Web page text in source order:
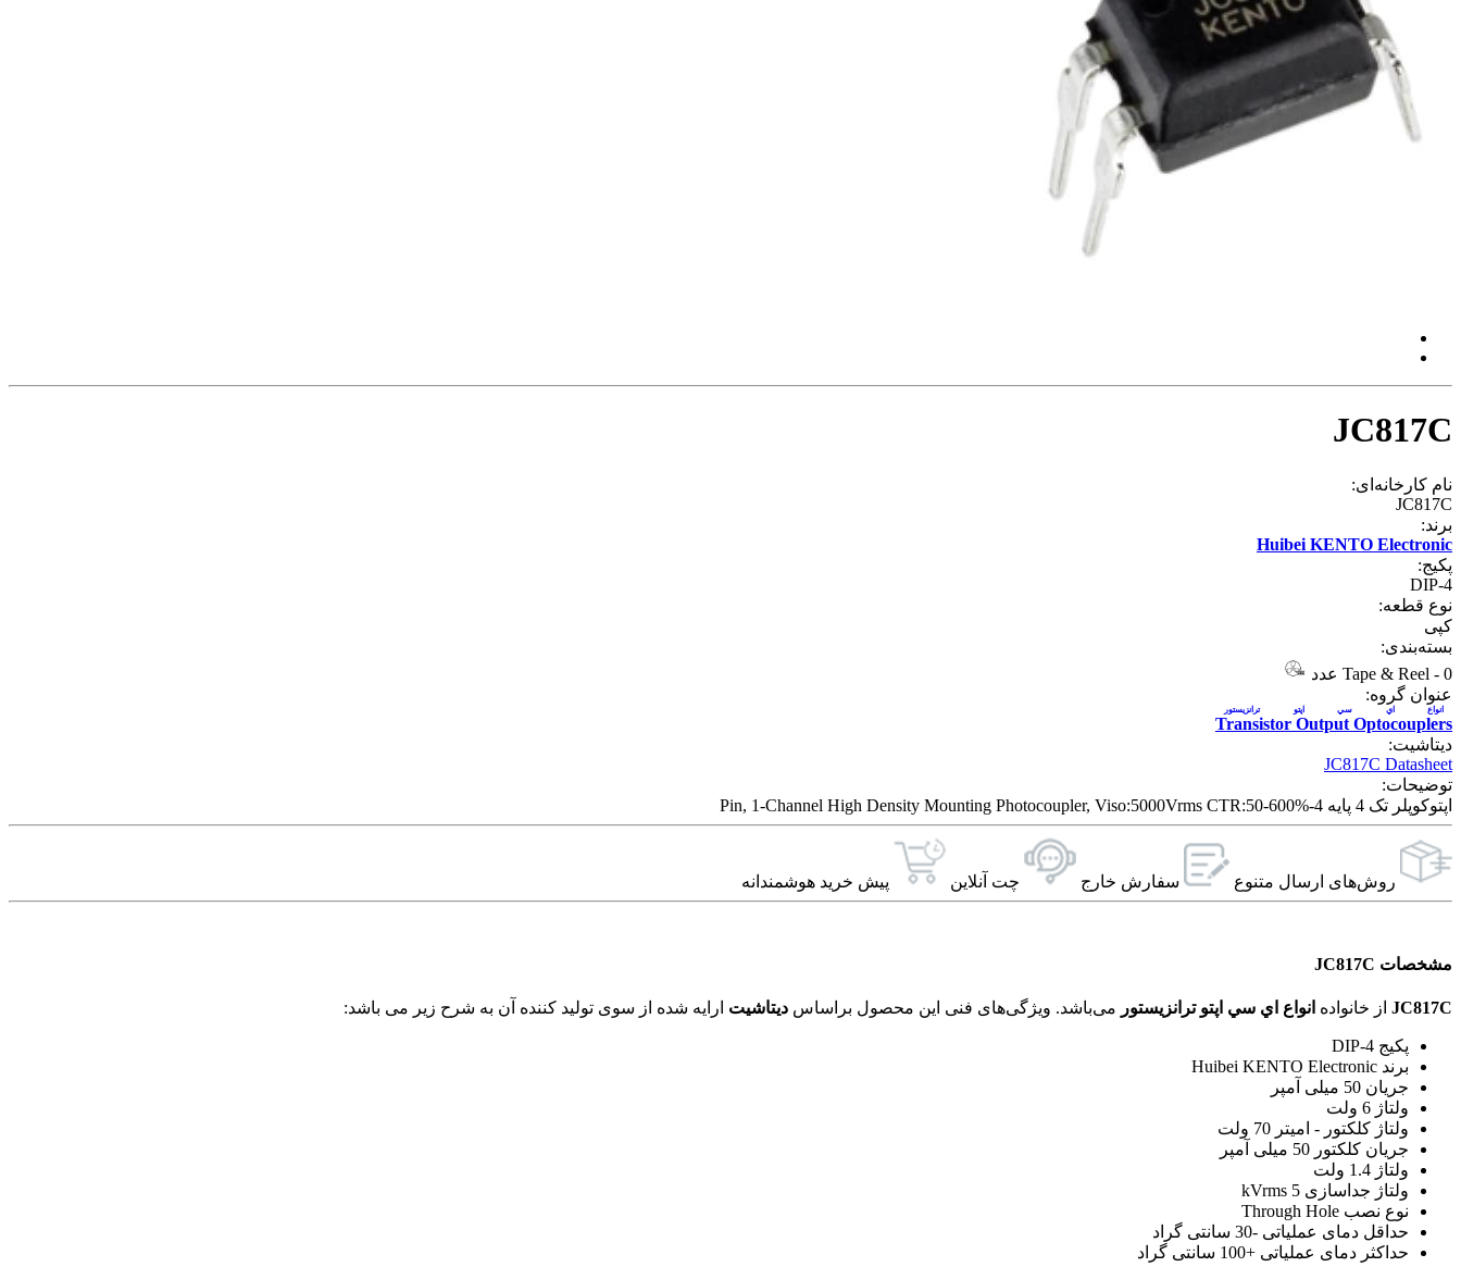
JC817C
نام کارخانه‌ای:
JC817C
برند:
Huibei KENTO Electronic
پکیج:
DIP-4
نوع قطعه:
کپی
بسته‌بندی:
Tape & Reel - 0 عدد
عنوان گروه:
Transistor Output Optocouplers
انواع اي سي اپتو ترانزيستور
دیتاشیت:
JC817C Datasheet
توضیحات:
اپتوکوپلر تک 4 پایه 4-Pin, 1-Channel High Density Mounting Photocoupler, Viso:5000Vrms CTR:50-600%
روش‌های ارسال‌ متنوع سفارش خارج چت آنلاین پیش خرید هوشمندانه
مشخصات JC817C
JC817C از خانواده انواع اي سي اپتو ترانزيستور دیتاشیت ارایه شده از سوی تولید کننده آن به شرح زیر می باشد:
پکیج DIP-4
برند Huibei KENTO Electronic
جریان 50 میلی آمپر
ولتاژ 6 ولت
ولتاژ کلکتور - امیتر 70 ولت
جریان کلکتور 50 میلی آمپر
ولتاژ 1.4 ولت
ولتاژ جداسازی 5 kVrms
نوع نصب Through Hole
حداقل دمای عملیاتی -30 سانتی گراد
حداکثر دمای عملیاتی +100 سانتی گراد